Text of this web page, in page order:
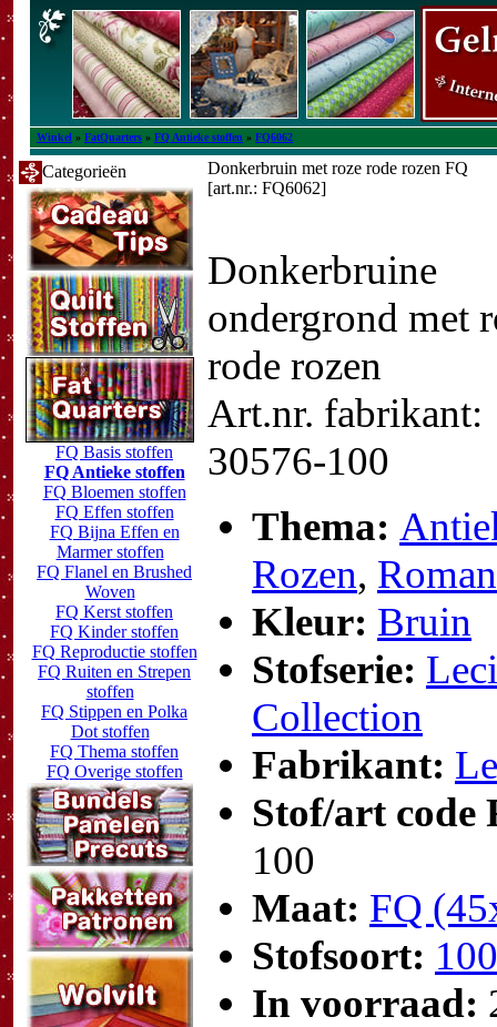
Winkel » FatQuarters » FQ Antieke stoffen » FQ6062
Categorieën
FQ Basis stoffen
FQ Antieke stoffen
FQ Bloemen stoffen
FQ Effen stoffen
FQ Bijna Effen en
Marmer stoffen
FQ Flanel en Brushed
Woven
FQ Kerst stoffen
FQ Kinder stoffen
FQ Reproductie stoffen
FQ Ruiten en Strepen
stoffen
FQ Stippen en Polka
Dot stoffen
FQ Thema stoffen
FQ Overige stoffen
Donkerbruin met roze rode rozen FQ
[art.nr.: FQ6062]
Donkerbruine
ondergrond met
rode rozen
Art.nr. fabrikant:
30576-100
Thema:
Rozen,
Kleur: Bruin
Stofserie:
Collection
Fabrikant:
Stof/art
100
Maat: FQ
Stofsoort:
In voorraad: